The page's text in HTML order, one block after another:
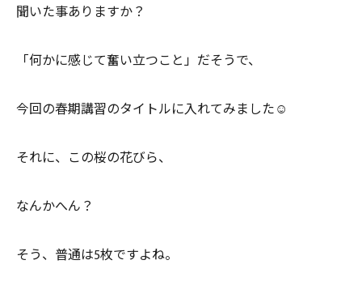
聞いた事ありますか？
「何かに感じて奮い立つこと」だそうで、
今回の春期講習のタイトルに入れてみました☺️
それに、この桜の花びら、
なんかへん？
そう、普通は5枚ですよね。